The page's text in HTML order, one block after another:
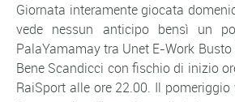
Giornata interamente giocata
vede nessun anticipo bensì un
PalaYamamay tra Unet E-Work
Bene Scandicci con fischio di inizio
RaiSport alle ore 22.00. Il